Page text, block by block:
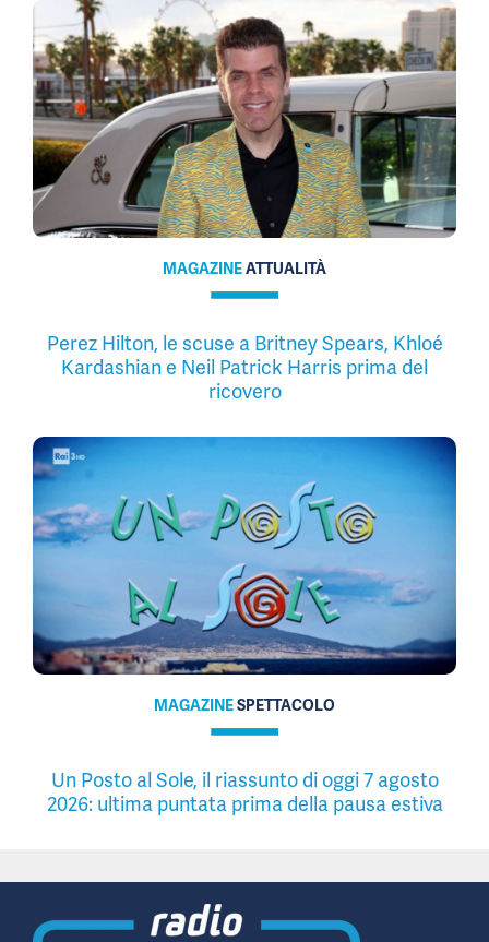
MAGAZINEATTUALITÀ
Perez Hilton, le scuse a Britney Spears, Khloé
Kardashian e Neil Patrick Harris prima del
ricovero
MAGAZINESPETTACOLO
Un Posto al Sole, il riassunto di oggi 7 agosto
2026: ultima puntata prima della pausa estiva